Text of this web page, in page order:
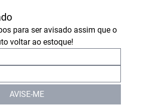
para ser avisado assim que o
voltar ao estoque!
AVISE-ME